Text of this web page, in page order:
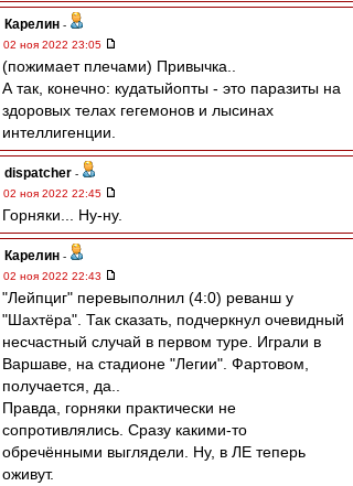
Карелин -
02 ноя 2022 23:05
(пожимает плечами) Привычка..
А так, конечно: кудатыйопты - это паразиты на
здоровых телах гегемонов и лысинах
интеллигенции.
dispatcher -
02 ноя 2022 22:45
Горняки... Ну-ну.
Карелин -
02 ноя 2022 22:43
"Лейпциг" перевыполнил (4:0) реванш у
"Шахтёра". Так сказать, подчеркнул очевидный
несчастный случай в первом туре. Играли в
Варшаве, на стадионе "Легии". Фартовом,
получается, да..
Правда, горняки практически не
сопротивлялись. Сразу какими-то
обречёнными выглядели. Ну, в ЛЕ теперь
оживут.